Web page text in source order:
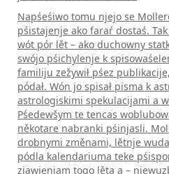
Napśeśiwo tomu njejo se
pśistajenje ako faraŕ dostaś.
wót pór lět – ako duchowny
swójo pśichylenje k
familiju zežywił pśez
pódał. Wón jo spisał pisma k
astrologiskimi spekulacijami a
Pśedewšym te tencas
někotare nabranki pśinjasli.
drobnymi změnami, lětnje
pódla kalendariuma teke
zjawjenjam togo lěta a –